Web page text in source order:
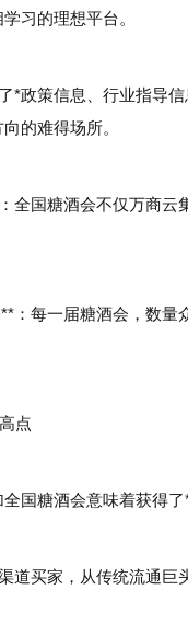
习的理想平台。
*政策信息、行业指导
的难得场所。
全国糖酒会不仅万商
：每一届糖酒会，数
点
国糖酒会意味着获得
道买家，从传统流通巨